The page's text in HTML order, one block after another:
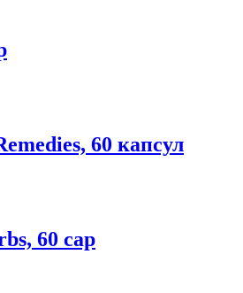
60 капсул
60 cap